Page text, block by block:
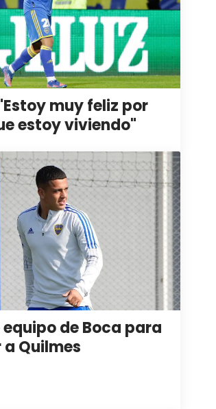
muy feliz por
estoy viviendo"
equipo de Boca para
Quilmes